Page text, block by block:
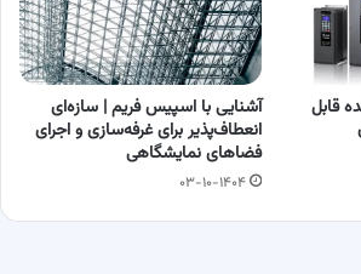
قابل
آشنایی با اسپیس فریم | سازه‌ای
انعطاف‌پذیر برای غرفه‌سازی و اجرای
فضاهای نمایشگاهی
۰۳-۱۰-۱۴۰۴